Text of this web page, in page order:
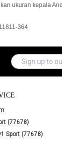
ukuran kepala
364
(77678)
Sport (77678)